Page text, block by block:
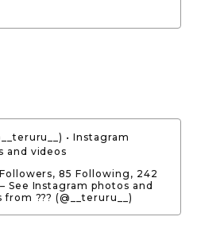
• Instagram
and videos
85 Following, 242
See Instagram photos and
from ??? (@__teruru__)